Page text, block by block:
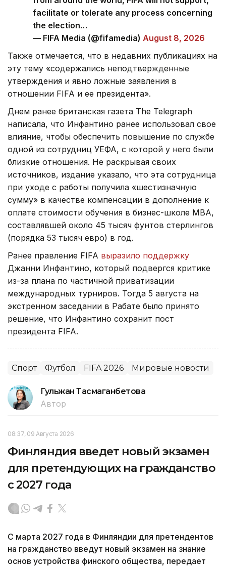
facilitate or tolerate any process concerning
the election…
— FIFA Media (@fifamedia) August 8, 2026
Также отмечается, что в недавних публикациях на
эту тему «содержались неподтвержденные
утверждения и явно ложные заявления в
отношении FIFA и ее президента».
Днем ранее британская газета The Telegraph
написала, что Инфантино ранее использовал свое
влияние, чтобы обеспечить повышение по службе
одной из сотрудниц УЕФА, с которой у него были
близкие отношения. Не раскрывая своих
источников, издание указало, что эта сотрудница
при уходе с работы получила «шестизначную
сумму» в качестве компенсации в дополнение к
оплате стоимости обучения в бизнес-школе МВА,
составлявшей около 45 тысяч фунтов стерлингов
(порядка 53 тысяч евро) в год.
Ранее правление FIFA выразило поддержку
Джанни Инфантино, который подвергся критике
из-за плана по частичной приватизации
международных турниров. Тогда 5 августа на
экстренном заседании в Рабате было принято
решение, что Инфантино сохранит пост
президента FIFA.
Спорт Футбол FIFA 2026 Мировые новости
Гульжан Тасмаганбетова
Автор
08:37, 09 Августа 2026
Финляндия введет новый экзамен
для претендующих на гражданство
с 2027 года
С марта 2027 года в Финляндии для претендентов
на гражданство введут новый экзамен на знание
основ устройства финского общества, передает